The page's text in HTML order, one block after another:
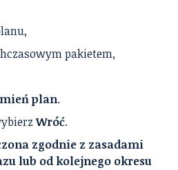
pakietem,
plan.
Wróć.
zgodnie z zasadami
lub od kolejnego okresu